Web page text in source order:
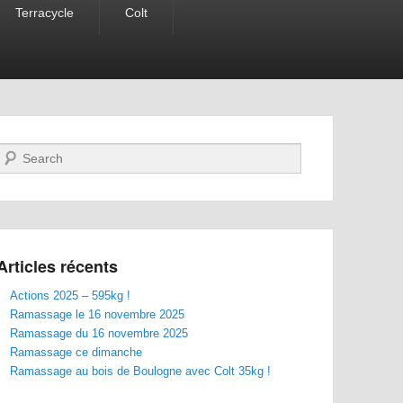
Terracycle Colt
Recherche
récents
Actions 2025 – 595kg !
Ramassage le 16 novembre 2025
Ramassage du 16 novembre 2025
Ramassage ce dimanche
Ramassage au bois de Boulogne avec Colt 35kg !